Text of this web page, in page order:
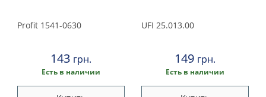
Profit 1541-0630
143 грн.
Есть в наличии
UFI 25.013.00
149 грн.
Есть в наличии